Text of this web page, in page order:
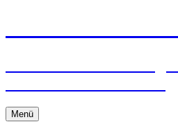
Menü